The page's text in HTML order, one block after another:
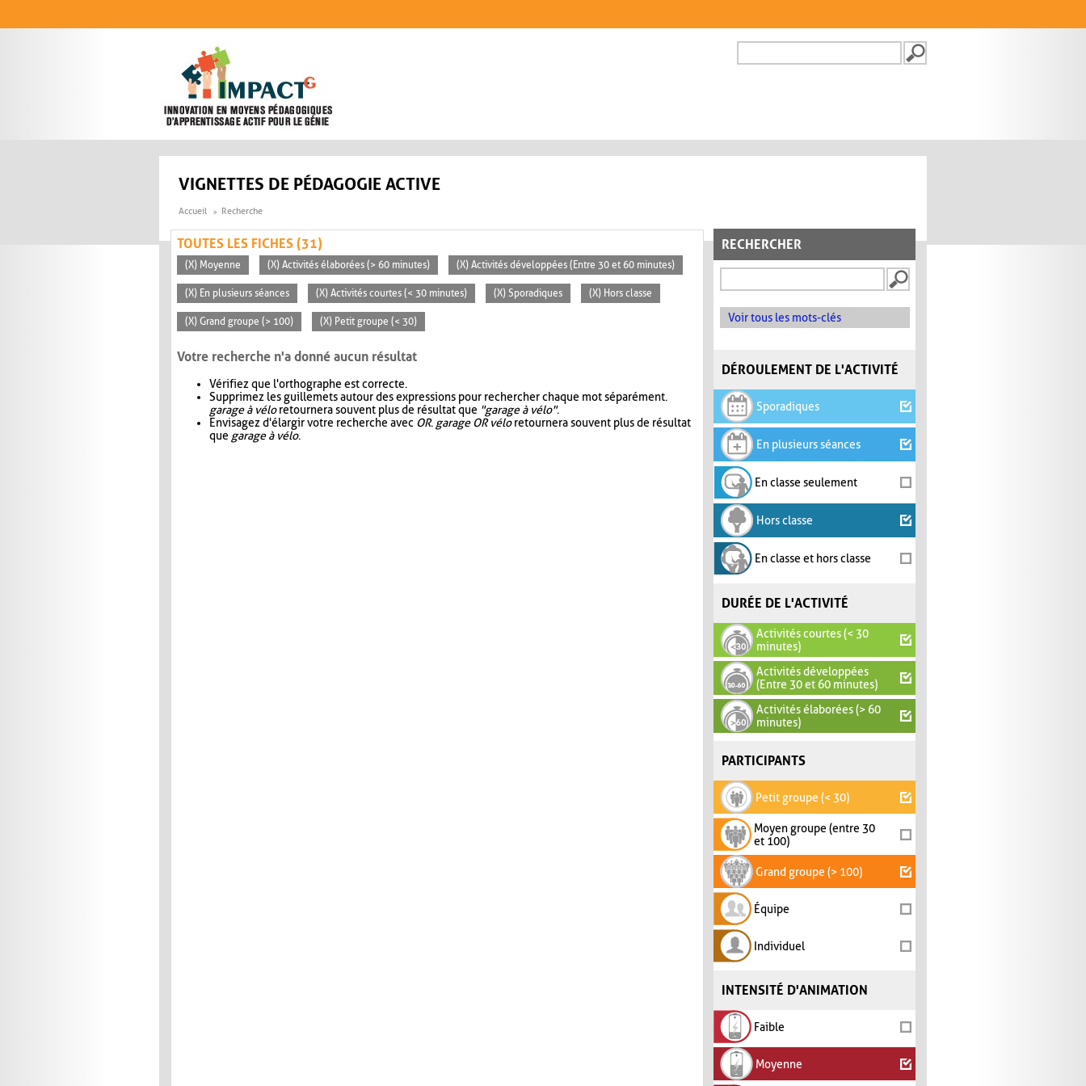
FORMULAIRE DE
VIGNETTES DE PÉDAGOGIE ACTIVE
Accueil Recherche
RECHERCHER
Voir tous les mots-clés
DÉROULEMENT DE L'ACTIVITÉ
Sporadiques
En plusieurs séances
En classe seulement
Hors classe
En classe et hors classe
DURÉE DE L'ACTIVITÉ
Activités courtes (< 30
minutes)
Activités développées
(Entre 30 et 60 minutes)
Activités élaborées (> 60
minutes)
PARTICIPANTS
Petit groupe (< 30)
Moyen groupe (entre 30
et 100)
Grand groupe (> 100)
Équipe
Individuel
INTENSITÉ D'ANIMATION
Faible
Moyenne
TOUTES LES FICHES (31)
(X) Moyenne (X) Activités élaborées (> 60 minutes) (X) Activités développées (Entre 30 et 60 minutes)
(X) En plusieurs séances (X) Activités courtes (< 30 minutes) (X) Sporadiques (X) Hors classe
(X) Grand groupe (> 100) (X) Petit groupe (< 30)
Votre recherche n'a donné aucun résultat
Vérifiez que l'orthographe est correcte.
Supprimez les guillemets autour des expressions pour rechercher chaque mot séparément.
garage à véloretournera souvent plus de résultat que "garage à vélo".
Envisagez d'élargir votre recherche avec OR. garage OR véloretournera souvent plus de résultat
que garage à vélo.